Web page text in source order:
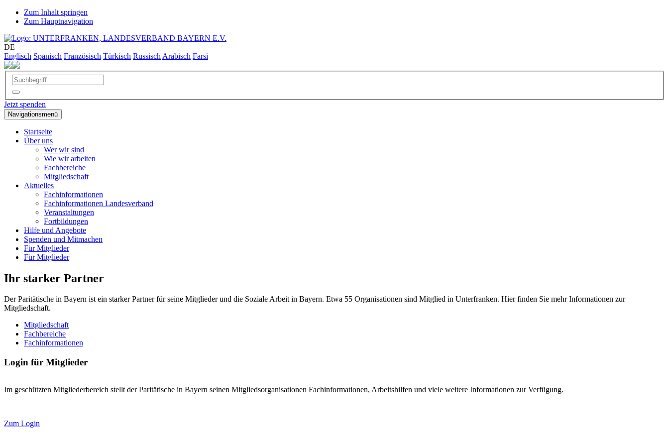
Zum Inhalt springen
Zum Hauptnavigation
DE
Englisch Spanisch Französisch Türkisch Russisch Arabisch Farsi
Jetzt spenden
Navigationsmenü
Startseite
Über uns
Wer wir sind
Wie wir arbeiten
Fachbereiche
Mitgliedschaft
Aktuelles
Fachinformationen
Fachinformationen Landesverband
Veranstaltungen
Fortbildungen
Hilfe und Angebote
Spenden und Mitmachen
Für Mitglieder
Für Mitglieder
Ihr starker Partner
Der Paritätische in Bayern ist ein starker Partner für seine Mitglieder und die Soziale Arbeit in Bayern. Etwa 55 Organisationen sind Mitglied in Unterfranken. Hier finden Sie mehr Informationen zur
Mitgliedschaft.
Mitgliedschaft
Fachbereiche
Fachinformationen
Login für Mitglieder
Im geschützten Mitgliederbereich stellt der Paritätische in Bayern seinen Mitgliedsorganisationen Fachinformationen, Arbeitshilfen und viele weitere Informationen zur Verfügung.
Zum Login